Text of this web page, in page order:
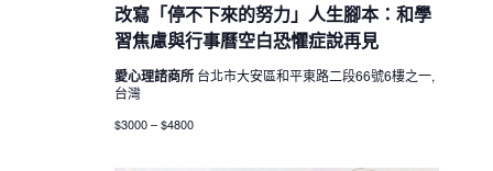
改寫「停不下來的努力」人生腳本：和學
習焦慮與行事曆空白恐懼症說再見
愛心理諮商所 台北市大安區和平東路二段66號6樓之一,
台灣
$3000 – $4800